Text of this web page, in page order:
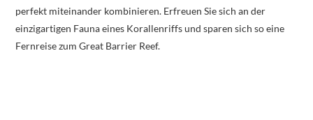
perfekt miteinander kombinieren. Erfreuen Sie sich an der
einzigartigen Fauna eines Korallenriffs und sparen sich so eine
Fernreise zum Great Barrier Reef.